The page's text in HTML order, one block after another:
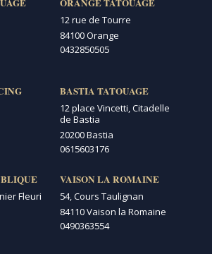
Fleuri
12 rue de Tourre
84100 Orange
0432850505
BASTIA TATOUAGE
12 place Vincetti, Citadelle
de Bastia
20200 Bastia
0615603176
VAISON LA ROMAINE
54, Cours Taulignan
84110 Vaison la Romaine
0490363554